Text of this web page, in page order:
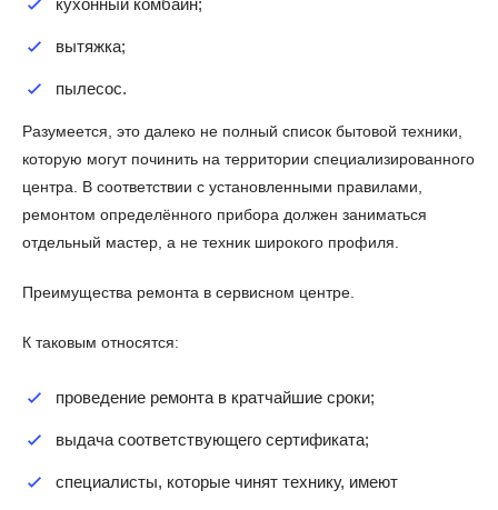
кухонный комбайн;
вытяжка;
пылесос.
Разумеется, это далеко не полный список бытовой техники,
которую могут починить на территории специализированного
центра. В соответствии с установленными правилами,
ремонтом определённого прибора должен заниматься
отдельный мастер, а не техник широкого профиля.
Преимущества ремонта в сервисном центре.
К таковым относятся:
проведение ремонта в кратчайшие сроки;
выдача соответствующего сертификата;
специалисты, которые чинят технику, имеют